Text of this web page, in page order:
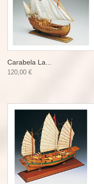
Carabela La...
120,00 €